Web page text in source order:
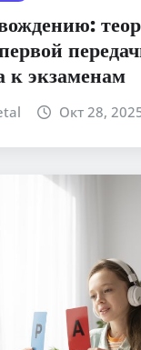
к экзаменам
Окт 28,